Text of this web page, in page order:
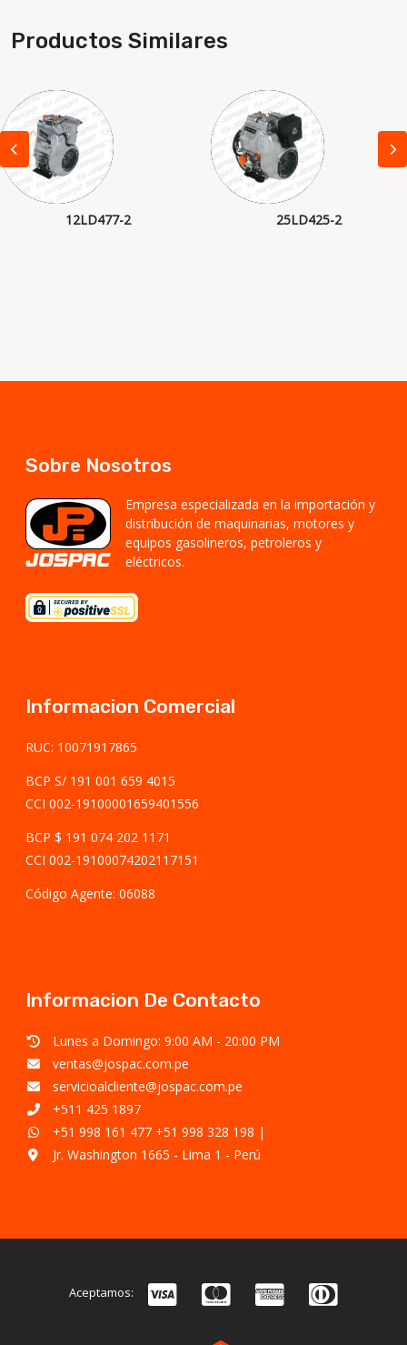
Productos Similares
12LD477-2 25LD425-2
Sobre Nosotros
Empresa especializada en la importación y
distribución de maquinarias, motores y
equipos gasolineros, petroleros y
eléctricos.
Informacion Comercial
RUC: 10071917865
BCP S/ 191 001 659 4015
CCI 002-19100001659401556
BCP $ 191 074 202 1171
CCI 002-19100074202117151
Código Agente: 06088
Informacion De Contacto
Lunes a Domingo: 9:00 AM - 20:00 PM
ventas@jospac.com.pe
servicioalcliente@jospac.com.pe
+511 425 1897
+51 998 161 477 +51 998 328 198 |
Jr. Washington 1665 - Lima 1 - Perú
Aceptamos: